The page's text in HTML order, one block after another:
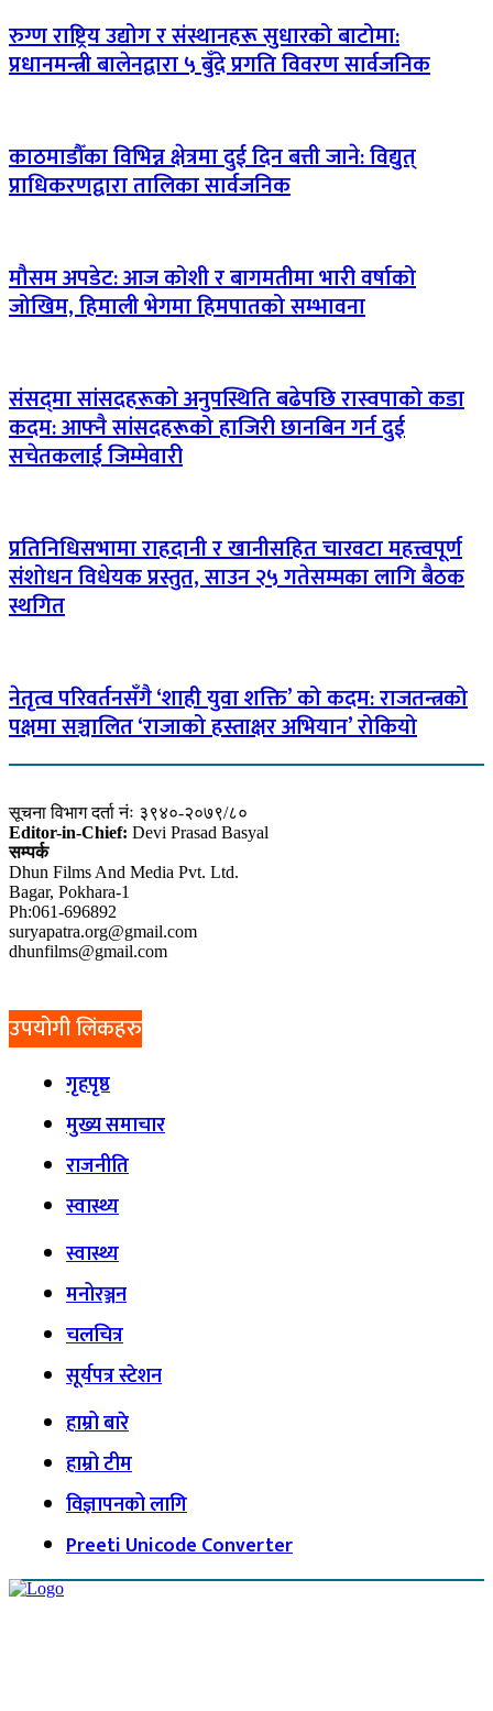
रुग्ण राष्ट्रिय उद्योग र संस्थानहरू सुधारको बाटोमा:
प्रधानमन्त्री बालेनद्वारा ५ बुँदे प्रगति विवरण सार्वजनिक
काठमाडौँका विभिन्न क्षेत्रमा दुई दिन बत्ती जाने: विद्युत्
प्राधिकरणद्वारा तालिका सार्वजनिक
मौसम अपडेट: आज कोशी र बागमतीमा भारी वर्षाको
जोखिम, हिमाली भेगमा हिमपातको सम्भावना
संसद्‌मा सांसदहरूको अनुपस्थिति बढेपछि रास्वपाको कडा
कदम: आफ्नै सांसदहरूको हाजिरी छानबिन गर्न दुई
सचेतकलाई जिम्मेवारी
प्रतिनिधिसभामा राहदानी र खानीसहित चारवटा महत्त्वपूर्ण
संशोधन विधेयक प्रस्तुत, साउन २५ गतेसम्मका लागि बैठक
स्थगित
नेतृत्व परिवर्तनसँगै ‘शाही युवा शक्ति’ को कदम: राजतन्त्रको
पक्षमा सञ्चालित ‘राजाको हस्ताक्षर अभियान’ रोकियो
सूचना विभाग दर्ता नंः ३९४०-२०७९/८०
Editor-in-Chief: Devi Prasad Basyal
सम्पर्क
Dhun Films And Media Pvt. Ltd.
Bagar, Pokhara-1
Ph:061-696892
suryapatra.org@gmail.com
dhunfilms@gmail.com
उपयोगी लिंकहरु
गृहपृष्ठ
मुख्य समाचार
राजनीति
स्वास्थ्य
स्वास्थ्य
मनोरञ्जन
चलचित्र
सूर्यपत्र स्टेशन
हाम्रो बारे
हाम्रो टीम
विज्ञापनको लागि
Preeti Unicode Converter